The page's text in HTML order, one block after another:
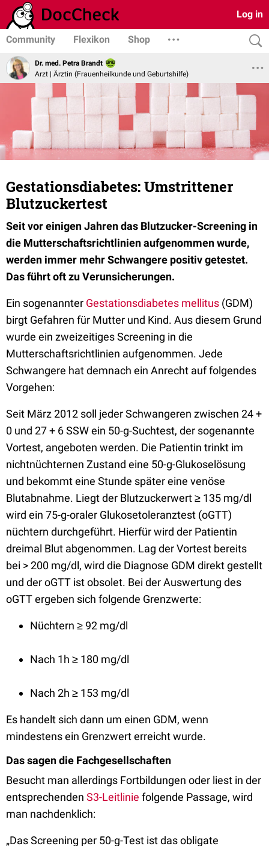
Log in
Community Flexikon Shop
Dr. med. Petra Brandt
Arzt | Ärztin (Frauenheilkunde und Geburtshilfe)
Gestationsdiabetes: Umstrittener
Blutzuckertest
Seit vor einigen Jahren das Blutzucker-Screening in
die Mutterschaftsrichtlinien aufgenommen wurde,
werden immer mehr Schwangere positiv getestet.
Das führt oft zu Verunsicherungen.
Ein sogenannter Gestationsdiabetes mellitus (GDM)
birgt Gefahren für Mutter und Kind. Aus diesem Grund
wurde ein zweizeitiges Screening in die
Mutterschaftsrichtlinien aufgenommen. Jede
Schwangere hat demnach ein Anrecht auf folgendes
Vorgehen:
Seit März 2012 soll jeder Schwangeren zwischen 24 +
0 und 27 + 6 SSW ein 50-g-Suchtest, der sogenannte
Vortest, angeboten werden. Die Patientin trinkt im
nichtnüchternen Zustand eine 50-g-Glukoselösung
und bekommt eine Stunde später eine venöse
Blutabnahme. Liegt der Blutzuckerwert ≥ 135 mg/dl
wird ein 75-g-oraler Glukosetoleranztest (oGTT)
nüchtern durchgeführt. Hierfür wird der Patientin
dreimal Blut abgenommen. Lag der Vortest bereits
bei > 200 mg/dl, wird die Diagnose GDM direkt gestellt
und der oGTT ist obsolet. Bei der Auswertung des
oGTT ergeben sich folgende Grenzwerte:
Nüchtern ≥ 92 mg/dl
Nach 1h ≥ 180 mg/dl
Nach 2h ≥ 153 mg/dl
Es handelt sich dann um einen GDM, wenn
mindestens ein Grenzwert erreicht wurde.
Dassagen die Fachgesellschaften
Besucht man allerdings Fortbildungen oder liest in der
entsprechenden S3-Leitlinie folgende Passage, wird
man nachdenklich:
„Das Screening per 50-g-Test ist das obligate